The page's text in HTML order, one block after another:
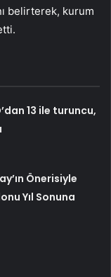
belirterek, kurum
13 ile turuncu,
Önerisiyle
Yıl Sonuna